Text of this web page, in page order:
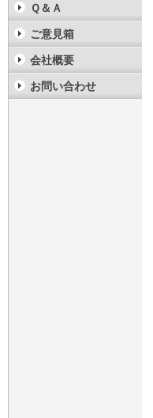
Ｑ＆Ａ
ご意見箱
会社概要
お問い合わせ